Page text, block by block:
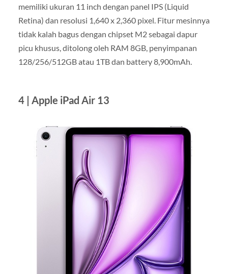
memiliki ukuran 11 inch dengan panel IPS (Liquid
Retina) dan resolusi 1,640 x 2,360 pixel. Fitur mesinnya
tidak kalah bagus dengan chipset M2 sebagai dapur
picu khusus, ditolong oleh RAM 8GB, penyimpanan
128/256/512GB atau 1TB dan battery 8,900mAh.
4 | Apple iPad Air 13